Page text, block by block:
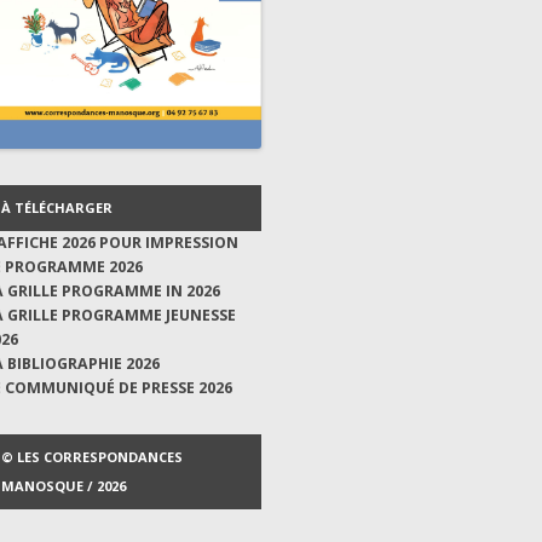
À TÉLÉCHARGER
2026 POUR IMPRESSION
PROGRAMME 2026
GRILLE PROGRAMME IN 2026
GRILLE PROGRAMME JEUNESSE
BIBLIOGRAPHIE 2026
COMMUNIQUÉ DE PRESSE 2026
© LES CORRESPONDANCES
MANOSQUE / 2026